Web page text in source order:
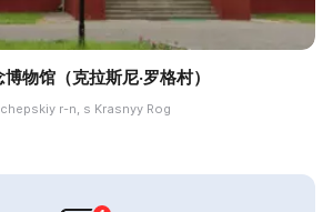
物馆（克拉斯尼·罗格村）
r-n, s Krasnyy Rog